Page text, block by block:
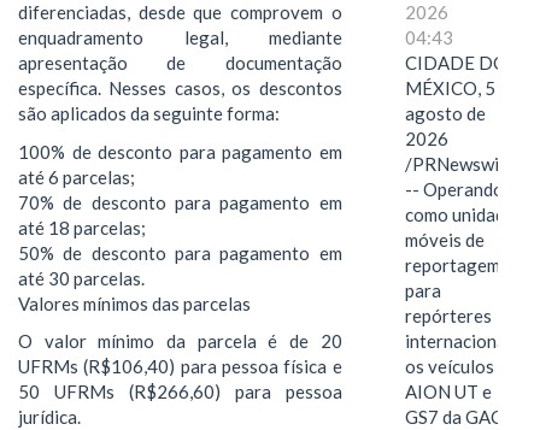
diferenciadas, desde que comprovem o
enquadramento legal, mediante
apresentação de documentação
específica. Nesses casos, os descontos
são aplicados da seguinte forma:
100% de desconto para pagamento em
até 6 parcelas;
70% de desconto para pagamento em
até 18 parcelas;
50% de desconto para pagamento em
até 30 parcelas.
Valores mínimos das parcelas
O valor mínimo da parcela é de 20
UFRMs (R$106,40) para pessoa física e
50 UFRMs (R$266,60) para pessoa
jurídica.
2026
04:43
CIDADE DO
MÉXICO, 5 de
agosto de
2026
/PRNewswire/
-- Operando
como unidades
móveis de
reportagem
para
repórteres
internacionais,
os veículos
AION UT e
GS7 da GAC